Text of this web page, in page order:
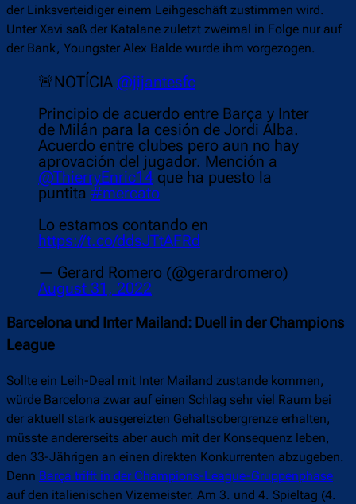
der Linksverteidiger einem Leihgeschäft zustimmen wird.
Unter Xavi saß der Katalane zuletzt zweimal in Folge nur auf
der Bank, Youngster Alex Balde wurde ihm vorgezogen.
🚨NOTÍCIA @jijantesfc
Principio de acuerdo entre Barça y Inter
de Milán para la cesión de Jordi Alba.
Acuerdo entre clubes pero aun no hay
aprovación del jugador. Mención a
@ThierryEnric14 que ha puesto la
puntita #mercato
Lo estamos contando en
https://t.co/ddsJTtAFRd
— Gerard Romero (@gerardromero)
August 31, 2022
Barcelona und Inter Mailand: Duell in der Champions
League
Sollte ein Leih-Deal mit Inter Mailand zustande kommen,
würde Barcelona zwar auf einen Schlag sehr viel Raum bei
der aktuell stark ausgereizten Gehaltsobergrenze erhalten,
müsste andererseits aber auch mit der Konsequenz leben,
den 33-Jährigen an einen direkten Konkurrenten abzugeben.
Denn Barça trifft in der Champions-League-Gruppenphase
auf den italienischen Vizemeister. Am 3. und 4. Spieltag (4.